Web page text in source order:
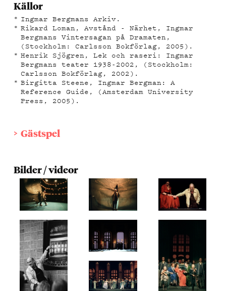
Källor
Ingmar Bergmans Arkiv.
Rikard Loman, Avstånd - Närhet, Ingmar
Bergmans Vintersagan på Dramaten,
(Stockholm: Carlsson Bokförlag, 2005).
Henrik Sjögren, Lek och raseri: Ingmar
Bergmans teater 1938-2002, (Stockholm:
Carlsson Bokförlag, 2002).
Birgitta Steene, Ingmar Bergman: A
Reference Guide, (Amsterdam University
Press, 2005).
Gästspel
Bilder / videor